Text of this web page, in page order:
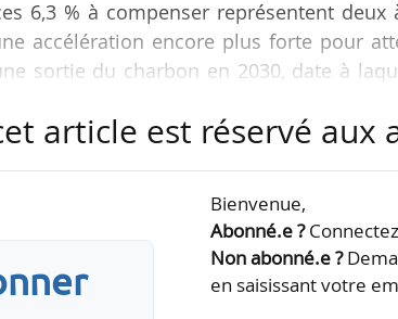
6,3 % à compenser représentent deux
accélération encore plus forte pour
sortie du charbon en 2030, date à
terre et offshore. Pour ce faire, le
article est réservé aux
Bienvenue,
Abonné.e ?
Non abonné.e ?
en saisissant votre